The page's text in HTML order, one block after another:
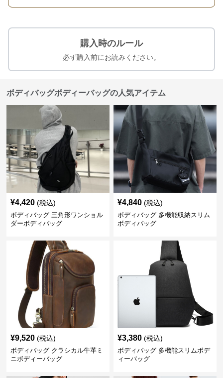
購入時のルール
必ず購入前にお読みください。
ボディバッグボディーバッグの人気アイテム
¥4,420 (税込)
ボディバッグ 三角形ワンショル
ダーボディバッグ
¥4,840 (税込)
ボディバッグ 多機能収納スリム
ボディバッグ
¥9,520 (税込)
ボディバッグ クラシカル牛革ミ
ニボディーバッグ
¥3,380 (税込)
ボディバッグ 多機能スリムボデ
ィーバッグ